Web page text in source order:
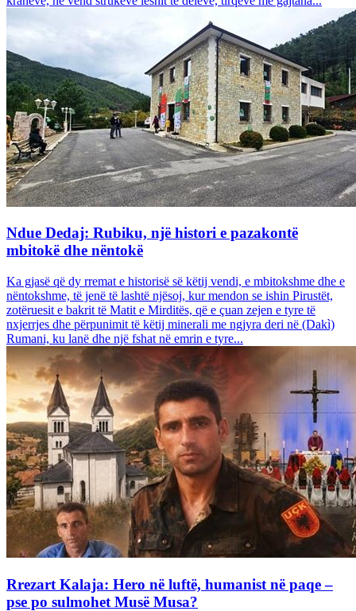
Ndue Dedaj: Rubiku, një histori e pazakontë
mbitokë dhe nëntokë
Ka gjasë që dy rremat e historisë së këtij vendi, e mbitokshme dhe e
nëntokshme, të jenë të lashtë njësoj, kur mendon se ishin Pirustët,
zotëruesit e bakrit të Matit e Mirditës, që e çuan zejen e tyre të
nxjerrjes dhe përpunimit të këtij minerali me ngjyra deri në (Dakì)
Rumani, ku lanë dhe një fshat në emrin e tyre...
Rrezart Kalaja: Hero në luftë, humanist në paqe –
pse po sulmohet Musë Musa?